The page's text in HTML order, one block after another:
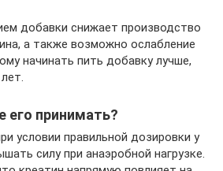
добавки снижает производство
а также возможно ослабление
начинать пить добавку лучше,
его принимать?
условии правильной дозировки у
силу при анаэробной нагрузке.